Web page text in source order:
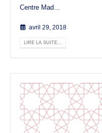
Centre Mad...
avril 29, 2018
LIRE LA SUITE...